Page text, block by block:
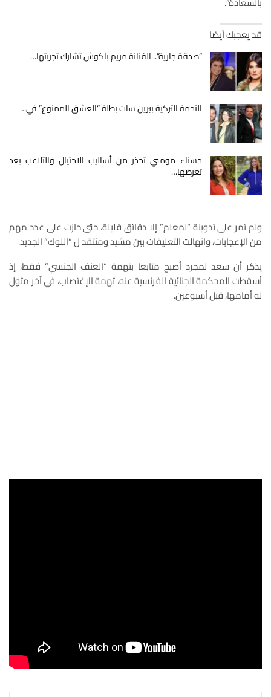
قد يعجبك أيضا
“صدقة جارية”.. الفنانة مريم باكوش تشارك تجربتها…
النجمة التركية بيرين سات بطلة “العشق الممنوع” في…
حسناء مومني تحذر من أساليب الاحتيال والتلاعب بعد
تعرضها…
ولم تمر على تدوينة “لمعلم” إلا دقائق قليلة، حتى حازت على عدد مهم
من الإعجابات، وانهالت التعليقات بين مشيد ومنتقد ل “اللوك” الجديد.
يذكر أن سعد لمجرد أصبح متابعا بتهمة “العنف الجنسي” فقط، إذ
أسقطت المحكمة الجنائية الفرنسية عنه، تهمة الإغتصاب، في آخر مثول
له أمامها، قبل أسبوعين.